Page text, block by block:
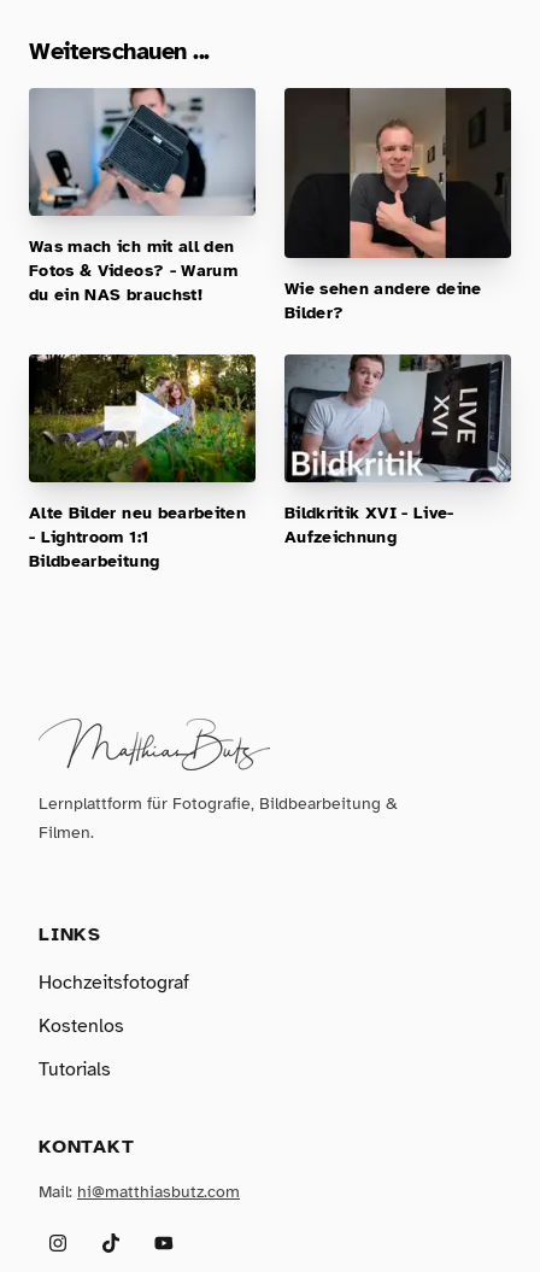
Weiterschauen ...
Was mach ich mit all den
Fotos & Videos? - Warum
du ein NAS brauchst!
Wie sehen andere deine
Bilder?
Alte Bilder neu bearbeiten
- Lightroom 1:1
Bildbearbeitung
Bildkritik XVI - Live-
Aufzeichnung
Lernplattform für Fotografie, Bildbearbeitung &
Filmen.
LINKS
Hochzeitsfotograf
Kostenlos
Tutorials
KONTAKT
Mail: hi@matthiasbutz.com
InstagramTikTokYouTube